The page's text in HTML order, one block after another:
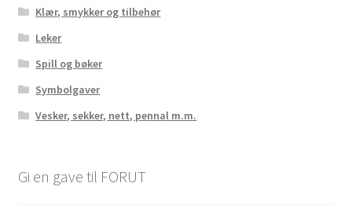
Klær, smykker og tilbehør
Leker
Spill og bøker
Symbolgaver
Vesker, sekker, nett, pennal m.m.
Gi en gave til FORUT